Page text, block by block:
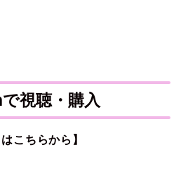
視聴・購入
はこちらから】